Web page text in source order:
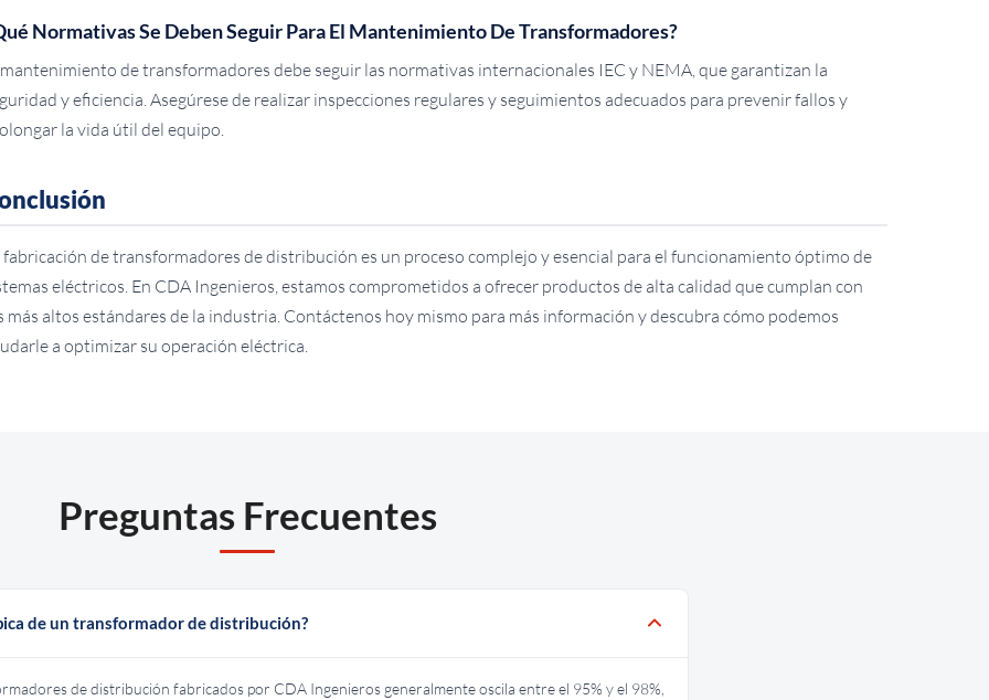
Normativas Se Deben Seguir Para El Mantenimiento De Transformadores?
de transformadores debe seguir las normativas internacionales IEC y NEMA, que garantizan la
y eficiencia. Asegúrese de realizar inspecciones regulares y seguimientos adecuados para prevenir fallos y
la vida útil del equipo.
fabricación de transformadores de distribución es un proceso complejo y esencial para el funcionamiento óptimo de
eléctricos. En CDA Ingenieros, estamos comprometidos a ofrecer productos de alta calidad que cumplan con
más altos estándares de la industria. Contáctenos hoy mismo para más información y descubra cómo podemos
a optimizar su operación eléctrica.
Preguntas Frecuentes
de un transformador de distribución?
de distribución fabricados por CDA Ingenieros generalmente oscila entre el 95% y el 98%,